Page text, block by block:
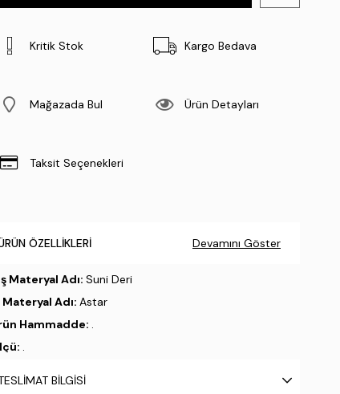
Kritik Stok Kargo Bedava
Mağazada Bul Ürün Detayları
Taksit Seçenekleri
ÖZELLIKLERI Devamını Göster
Materyal Adı: Suni Deri
Materyal Adı: Astar
Hammadde: .
.
BILGISI